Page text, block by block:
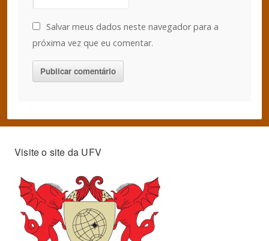
Salvar meus dados neste navegador para a
próxima vez que eu comentar.
Visite o site da UFV